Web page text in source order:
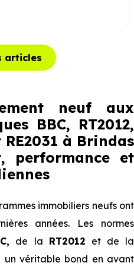
articles
neuf aux
BBC, RT2012,
RE2031 à Brindas
performance et
immobiliers neufs ont
années. Les normes
de la RT2012 et de la
un véritable bond en avant